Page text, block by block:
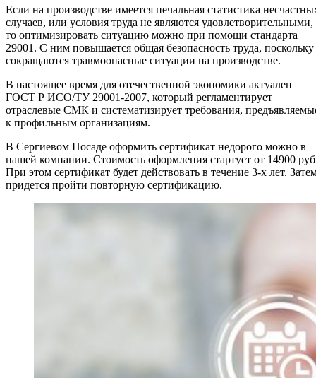
Если на производстве имеется печальная статистика
случаев, или условия труда не являются удовлетворительными,
то оптимизировать ситуацию можно при помощи стандарта
29001. С ним повышается общая безопасность труда, поскольку
сокращаются травмоопасные ситуации на производстве.
В настоящее время для отечественной экономики актуален
ГОСТ Р ИСО/ТУ 29001-2007, который регламентирует
отраслевые СМК и систематизирует требования,
к профильным организациям.
В Сергиевом Посаде оформить сертификат недорого можно в
нашей компании. Стоимость оформления стартует от 14900
При этом сертификат будет действовать в течение 3-х лет.
придется пройти повторную сертификацию.